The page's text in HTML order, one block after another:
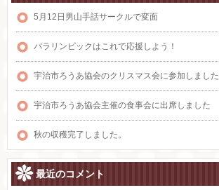
5月12日男山手話サークルで変面
パラリンピックはこれで応援しよう！
宇治市ろうあ協会のクリスマス会に参加しました
宇治市ろうあ協会主催の食事会に出席しました
秋の収穫完了しました。
最近のコメント